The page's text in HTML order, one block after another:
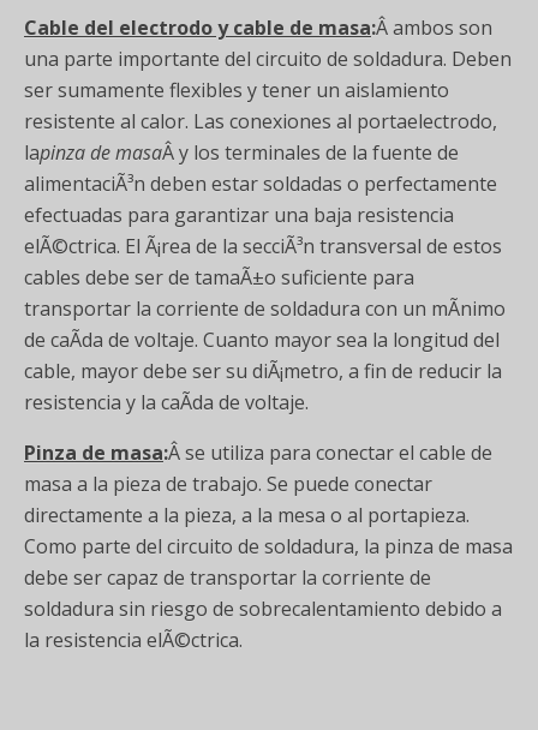
Cable del electrodo y cable de masa:Â ambos son
una parte importante del circuito de soldadura. Deben
ser sumamente flexibles y tener un aislamiento
resistente al calor. Las conexiones al portaelectrodo,
lapinza de masaÂ y los terminales de la fuente de
alimentaciÃ³n deben estar soldadas o perfectamente
efectuadas para garantizar una baja resistencia
elÃ©ctrica. El Ã¡rea de la secciÃ³n transversal de estos
cables debe ser de tamaÃ±o suficiente para
transportar la corriente de soldadura con un mÃ­nimo
de caÃ­da de voltaje. Cuanto mayor sea la longitud del
cable, mayor debe ser su diÃ¡metro, a fin de reducir la
resistencia y la caÃ­da de voltaje.
Pinza de masa:Â se utiliza para conectar el cable de
masa a la pieza de trabajo. Se puede conectar
directamente a la pieza, a la mesa o al portapieza.
Como parte del circuito de soldadura, la pinza de masa
debe ser capaz de transportar la corriente de
soldadura sin riesgo de sobrecalentamiento debido a
la resistencia elÃ©ctrica.